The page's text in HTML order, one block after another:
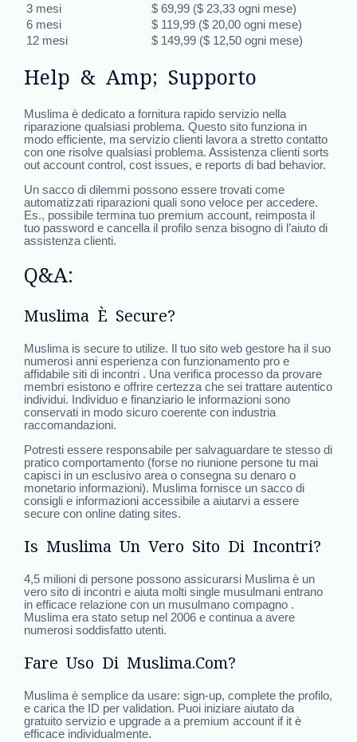
3 mesi
$ 69,99 ($ ​​23,33 ogni mese)
6 mesi
$ 119,99 ($ ​​20,00 ogni mese)
12 mesi
$ 149,99 ($ ​​12,50 ogni mese)
Help & Amp; Supporto
Muslima è dedicato a fornitura rapido servizio nella
riparazione qualsiasi problema. Questo sito funziona in
modo efficiente, ma servizio clienti lavora a stretto contatto
con one risolve qualsiasi problema. Assistenza clienti sorts
out account control, cost issues, e reports di bad behavior.
Un sacco di dilemmi possono essere trovati come
automatizzati riparazioni quali sono veloce per accedere.
Es., possibile termina tuo premium account, reimposta il
tuo password e cancella il profilo senza bisogno di l’aiuto di
assistenza clienti.
Q&A:
Muslima È Secure?
Muslima is secure to utilize. Il tuo sito web gestore ha il suo
numerosi anni esperienza con funzionamento pro e
affidabile siti di incontri . Una verifica processo da provare
membri esistono e offrire certezza che sei trattare autentico
individui. Individuo e finanziario le informazioni sono
conservati in modo sicuro coerente con industria
raccomandazioni.
Potresti essere responsabile per salvaguardare te stesso di
pratico comportamento (forse no riunione persone tu mai
capisci in un esclusivo area o consegna su denaro o
monetario informazioni). Muslima fornisce un sacco di
consigli e informazioni accessibile a aiutarvi a essere
secure con online dating sites.
Is Muslima Un Vero Sito Di Incontri?
4,5 milioni di persone possono assicurarsi Muslima è un
vero sito di incontri e aiuta molti single musulmani entrano
in efficace relazione con un musulmano compagno .
Muslima era stato setup nel 2006 e continua a avere
numerosi soddisfatto utenti.
Fare Uso Di Muslima.com?
Muslima è semplice da usare: sign-up, complete the profilo,
e carica the ID per validation. Puoi iniziare aiutato da
gratuito servizio e upgrade a a premium account if it è
efficace individualmente.